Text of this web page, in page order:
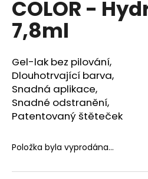
COLOR -
7,8ml
Gel-lak bez pilování,
Dlouhotrvající barva,
Snadná aplikace,
Snadné odstranění,
Patentovaný štěteček
Položka byla vyprodána…
a
j
t
?